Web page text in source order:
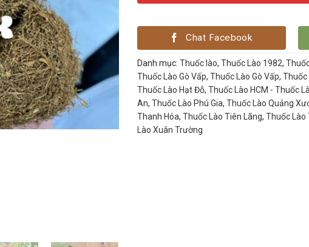
Chat Facebook
Danh mục: Thuốc lào, Thuốc Lào 1982,
Thuốc Lào Gò Vấp, Thuốc Lào Gò Vấp, Thuốc
Thuốc Lào Hạt Đỗ, Thuốc Lào HCM - Thuốc
An, Thuốc Lào Phú Gia, Thuốc Lào Quảng
Thanh Hóa, Thuốc Lào Tiên Lãng, Thuốc Lào
Lào Xuân Trường